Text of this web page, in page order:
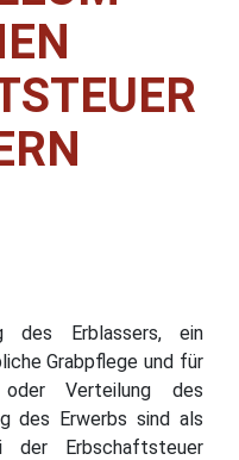
Erblassers, ein
Grabpflege und für
Verteilung des
des Erwerbs sind als
der Erbschaftsteuer